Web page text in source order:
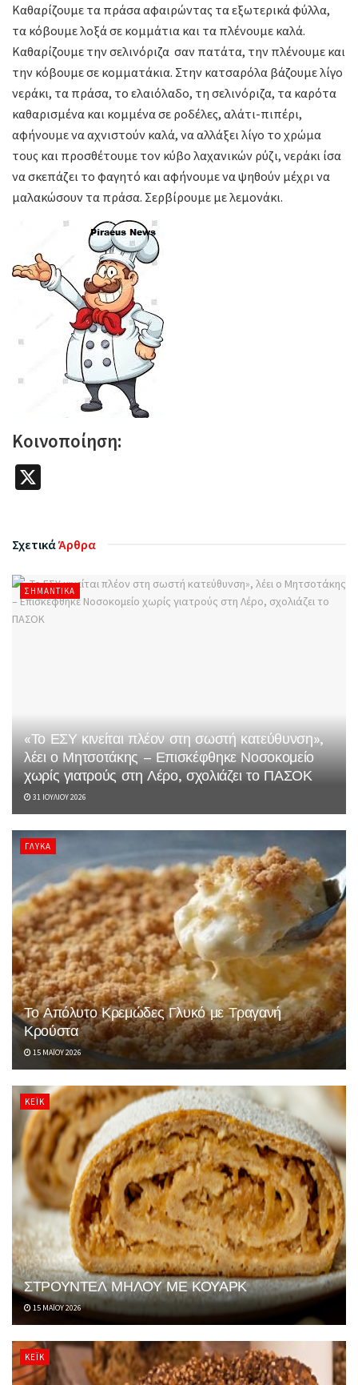
Καθαρίζουμε τα πράσα αφαιρώντας τα εξωτερικά φύλλα,
τα κόβουμε λοξά σε κομμάτια και τα πλένουμε καλά.
Καθαρίζουμε την σελινόριζα σαν πατάτα, την πλένουμε και
την κόβουμε σε κομματάκια. Στην κατσαρόλα βάζουμε λίγο
νεράκι, τα πράσα, το ελαιόλαδο, τη σελινόριζα, τα καρότα
καθαρισμένα και κομμένα σε ροδέλες, αλάτι-πιπέρι,
αφήνουμε να αχνιστούν καλά, να αλλάξει λίγο το χρώμα
τους και προσθέτουμε τον κύβο λαχανικών ρύζι, νεράκι ίσα
να σκεπάζει το φαγητό και αφήνουμε να ψηθούν μέχρι να
μαλακώσουν τα πράσα. Σερβίρουμε με λεμονάκι.
Κοινοποίηση:
ΣχετικάΆρθρα
ΣΗΜΑΝΤΙΚΆ
«Το ΕΣΥ κινείται πλέον στη σωστή κατεύθυνση»,
λέει ο Μητσοτάκης – Επισκέφθηκε Νοσοκομείο
χωρίς γιατρούς στη Λέρο, σχολιάζει το ΠΑΣΟΚ
31 ΙΟΥΛΊΟΥ 2026
ΓΛΥΚΆ
Το Απόλυτο Κρεμώδες Γλυκό με Τραγανή
Κρούστα
15 ΜΑΪ́ΟΥ 2026
ΚΈΙΚ
ΣΤΡΟΥΝΤΕΛ ΜΗΛΟΥ ΜΕ ΚΟΥΑΡΚ
15 ΜΑΪ́ΟΥ 2026
ΚΈΙΚ